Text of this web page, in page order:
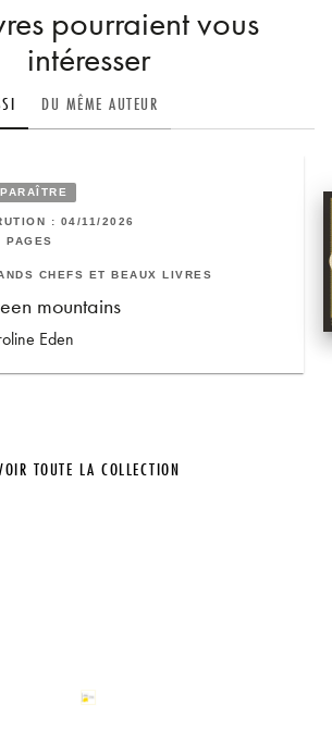
pourraient vous
intéresser
DU MÊME AUTEUR
: 04/11/2026
PAGES
CHEFS ET BEAUX LIVRES
mountains
Eden
TOUTE LA COLLECTION